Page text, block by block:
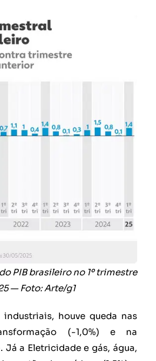
PIB brasileiro no 1º trimestre
— Foto: Arte/g1
houve queda nas
(-1,0%) e na
Já a Eletricidade e gás, água,